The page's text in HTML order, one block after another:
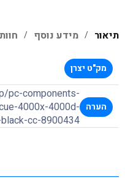
תיאור מידע נוסף
מק"ט יצרן
הערה
pc-components-
4000x-4000d-
cc-8900434